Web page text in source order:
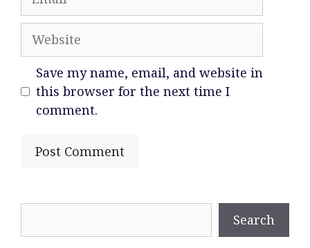
Website
Save my name, email, and website in
this browser for the next time I
comment.
Search